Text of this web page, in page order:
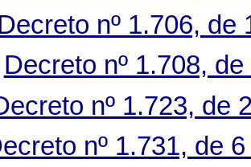
nº 1.706, de
Decreto nº 1.708,
nº 1.723, de
nº 1.731, de